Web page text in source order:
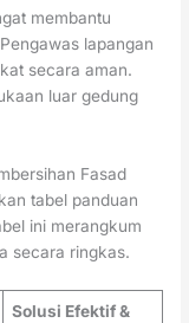
membantu
lapangan
secara aman.
luar gedung
Fasad
tabel panduan
ini merangkum
secara ringkas.
Solusi Efektif &